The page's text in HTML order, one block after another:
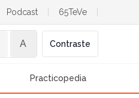
Podcast 65TeVe
A Contraste
Practicopedia